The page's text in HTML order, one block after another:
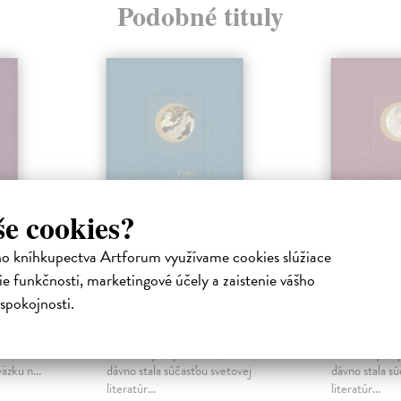
cookies?
kníhkupectva Artforum využívame cookies slúžiace
funkčnosti, marketingové účely a zaistenie vášho
Podobné tituly
-
n...
Tisíc a jedna noc -
5. diel
dávno stala súčasťou svetovej
literatúr...
Tisíc
dávno stala
literatúr...